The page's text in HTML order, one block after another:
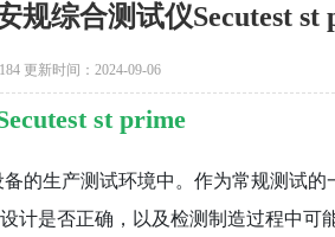
规综合测试仪Secutest st
更新时间：2024-09-06
st prime
备的生产测试环境中。作为常规测试
计是否正确，以及检测制造过程中可